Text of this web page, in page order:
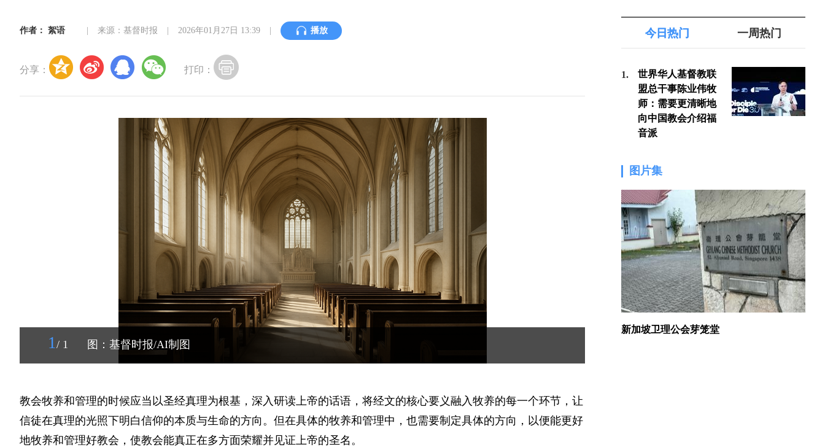
作者： 絮语 来源：基督时报 2026年01月27日 13:39 播放
分享： 打印：
1 / 1 图：基督时报/AI制图
教会牧养和管理的时候应当以圣经真理为根基，深入研读上帝的话语，将经文的核心要义融入牧养的每一个环节，让
信徒在真理的光照下明白信仰的本质与生命的方向。但在具体的牧养和管理中，也需要制定具体的方向，以便能更好
地牧养和管理好教会，使教会能真正在多方面荣耀并见证上帝的圣名。
今日热门 一周热门
1.
世界华人基督教联
盟总干事陈业伟牧
师：需要更清晰地
向中国教会介绍福
音派
图片集
新加坡卫理公会芽笼堂